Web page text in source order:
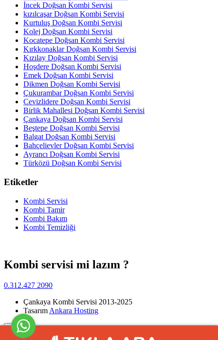
İncek Doğsan Kombi Servisi
kızılcaşar Doğsan Kombi Servisi
Kurtuluş Doğsan Kombi Servisi
Kolej Doğsan Kombi Servisi
Kocatepe Doğsan Kombi Servisi
Kırkkonaklar Doğsan Kombi Servisi
Kızılay Doğsan Kombi Servisi
Hoşdere Doğsan Kombi Servisi
Emek Doğsan Kombi Servisi
Dikmen Doğsan Kombi Servisi
Çukurambar Doğsan Kombi Servisi
Cevizlidere Doğsan Kombi Servisi
Birlik Mahallesi Doğsan Kombi Servisi
Çankaya Doğsan Kombi Servisi
Beştepe Doğsan Kombi Servisi
Balgat Doğsan Kombi Servisi
Bahçelievler Doğsan Kombi Servisi
Ayrancı Doğsan Kombi Servisi
Türközü Doğsan Kombi Servisi
Etiketler
Kombi Servisi
Kombi Tamir
Kombi Bakım
Kombi Temizliği
Kombi servisi mi lazım ?
0.312.427 2090
Çankaya Kombi Servisi 2013-2025
Tasarım Ankara Hosting
Yukarı